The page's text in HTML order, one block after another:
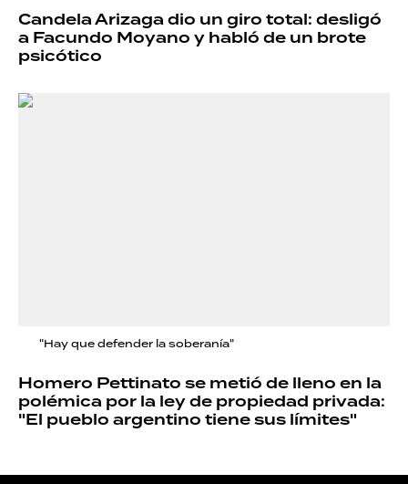
Candela Arizaga dio un giro total: desligó
a Facundo Moyano y habló de un brote
psicótico
"Hay que defender la soberanía"
Homero Pettinato se metió de lleno en la
polémica por la ley de propiedad privada:
"El pueblo argentino tiene sus límites"